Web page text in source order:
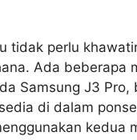
tidak perlu
Ada beberapa
Samsung J3
di dalam
kedua